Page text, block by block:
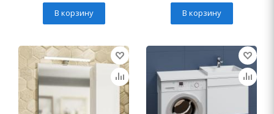
В корзину В корзину